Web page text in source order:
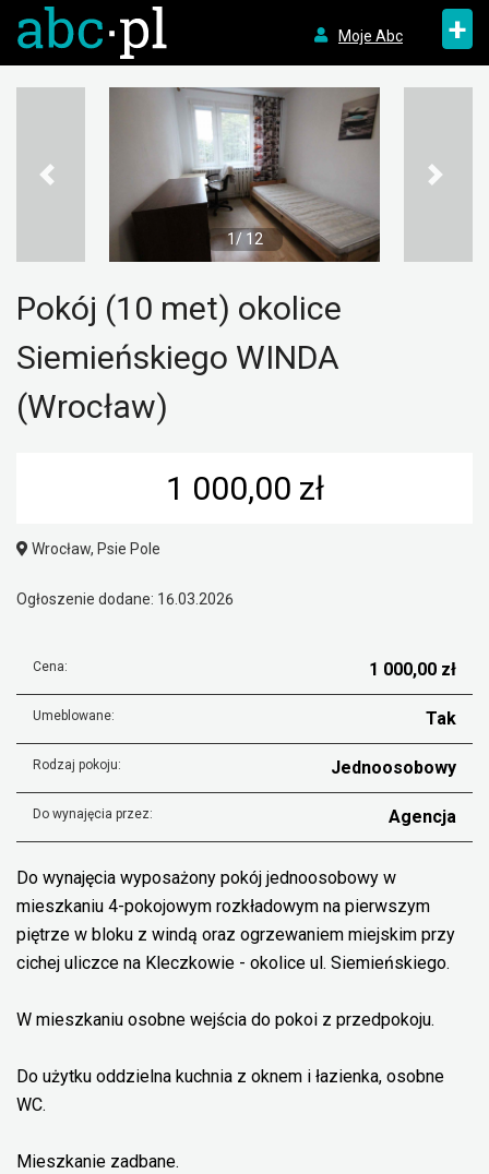
Moje Abc +
1/ 12
Pokój (10 met) okolice
Siemieńskiego WINDA
(Wrocław)
1 000,00 zł
Wrocław, Psie Pole
Ogłoszenie dodane: 16.03.2026
Cena: 1 000,00 zł
Umeblowane: Tak
Rodzaj pokoju: Jednoosobowy
Do wynajęcia przez: Agencja
Do wynajęcia wyposażony pokój jednoosobowy w
mieszkaniu 4-pokojowym rozkładowym na pierwszym
piętrze w bloku z windą oraz ogrzewaniem miejskim przy
cichej uliczce na Kleczkowie - okolice ul. Siemieńskiego.
W mieszkaniu osobne wejścia do pokoi z przedpokoju.
Do użytku oddzielna kuchnia z oknem i łazienka, osobne
WC.
Mieszkanie zadbane.